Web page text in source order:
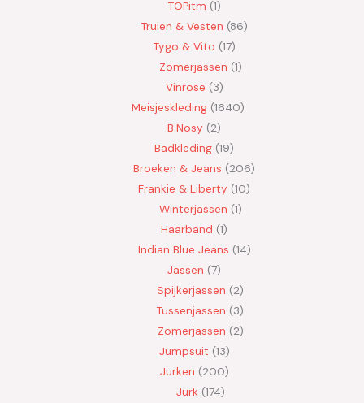
TOPitm 1
Truien & Vesten 86
Tygo & Vito 17
Zomerjassen 1
Vinrose 3
Meisjeskleding 1640
B.Nosy
2
Badkleding 19
Broeken & Jeans
206
Frankie & Liberty 10
Winterjassen 1
Haarband 1
Indian Blue Jeans 14
Jassen 7
Spijkerjassen
2
Tussenjassen
3
Zomerjassen 2
Jumpsuit 13
Jurken 200
Jurk 174